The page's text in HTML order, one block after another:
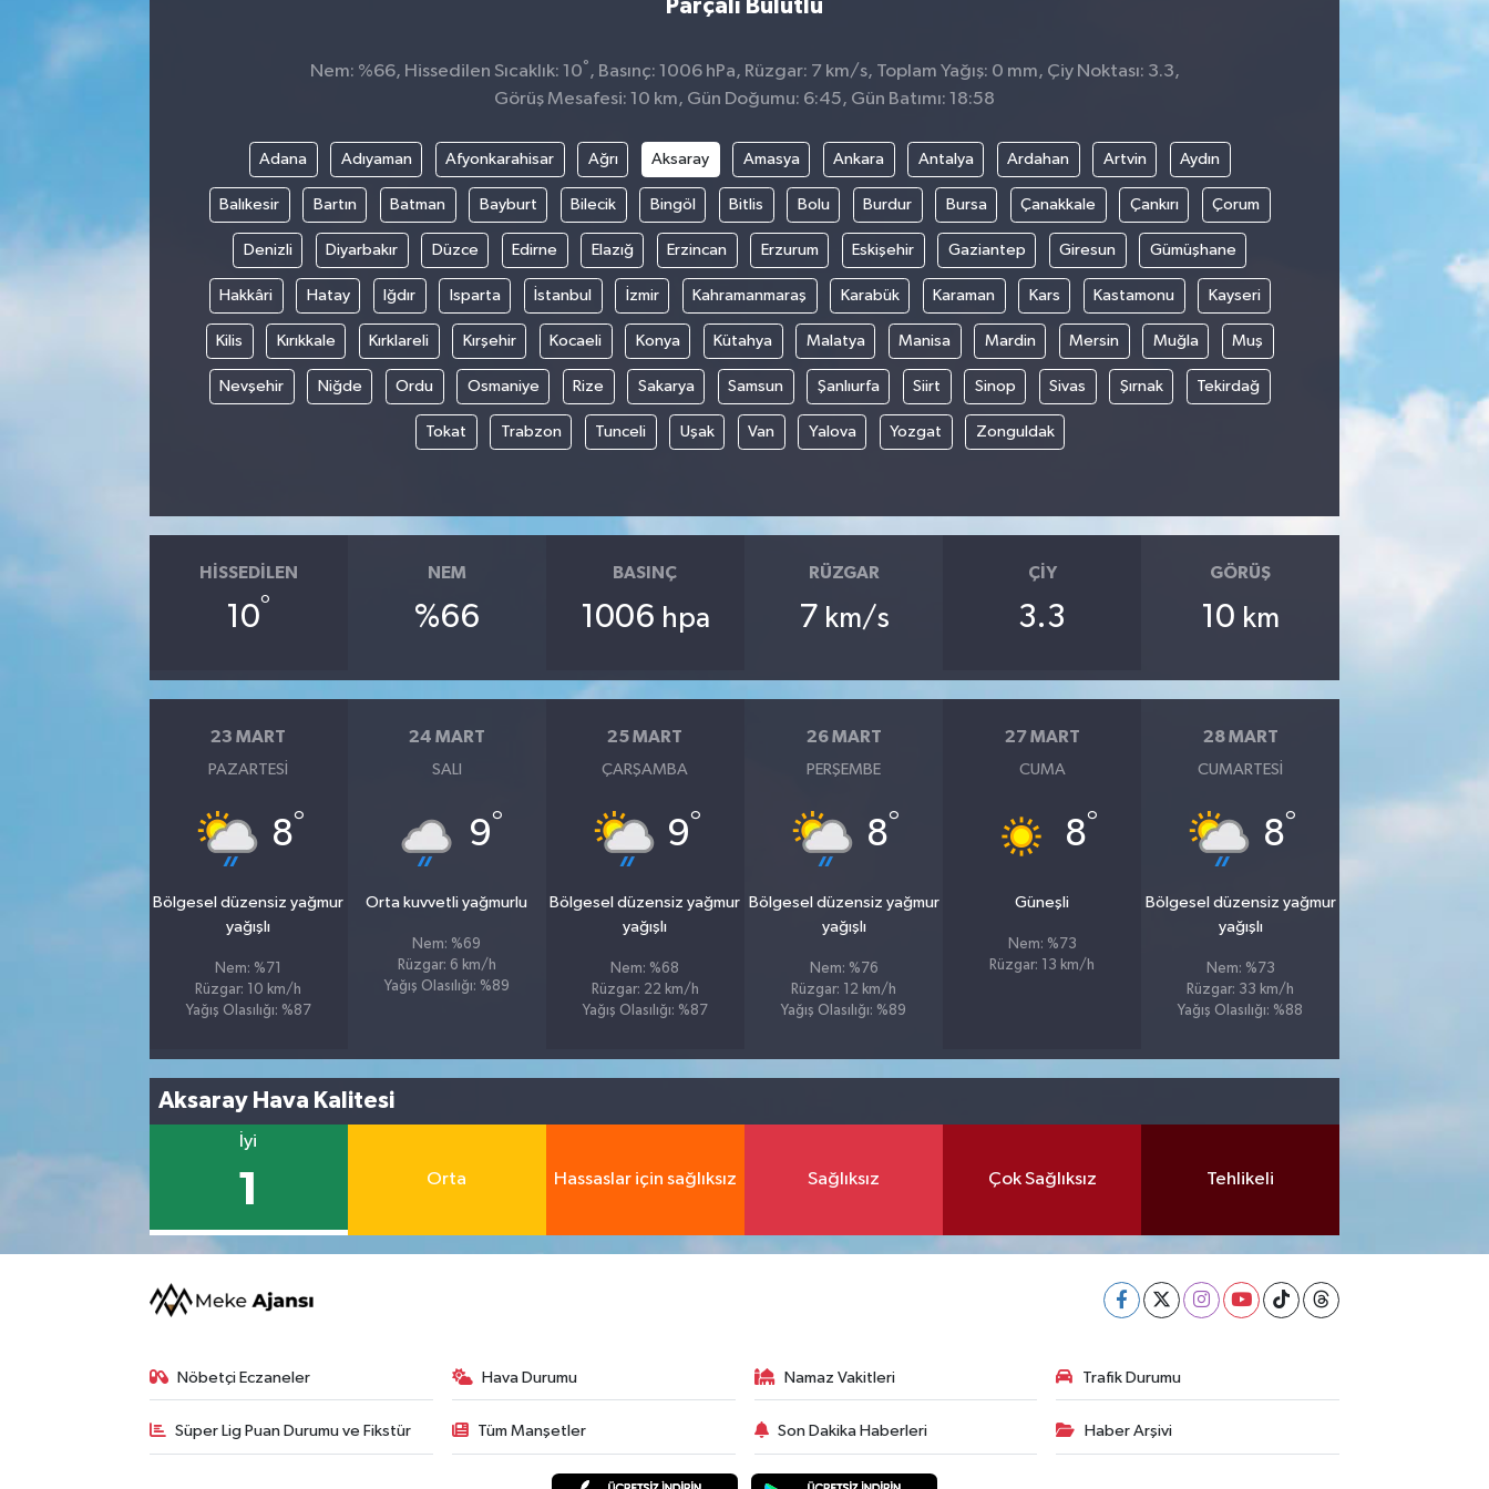
Parçalı Bulutlu
Nem: %66, Hissedilen Sıcaklık: 10° , Basınç: 1006 hPa, Rüzgar: 7 km/s, Toplam Yağış: 0 mm, Çiy Noktası: 3.3,
Görüş Mesafesi: 10 km, Gün Doğumu: 6:45, Gün Batımı: 18:58
Adana Adıyaman Afyonkarahisar Ağrı Aksaray Amasya Ankara Antalya Ardahan Artvin Aydın
Balıkesir Bartın Batman Bayburt Bilecik Bingöl Bitlis Bolu Burdur Bursa Çanakkale Çankırı Çorum
Denizli Diyarbakır Düzce Edirne Elazığ Erzincan Erzurum Eskişehir Gaziantep Giresun Gümüşhane
Hakkâri Hatay Iğdır Isparta İstanbul İzmir Kahramanmaraş Karabük Karaman Kars Kastamonu Kayseri
Kilis Kırıkkale Kırklareli Kırşehir Kocaeli Konya Kütahya Malatya Manisa Mardin Mersin Muğla Muş
Nevşehir Niğde Ordu Osmaniye Rize Sakarya Samsun Şanlıurfa Siirt Sinop Sivas Şırnak Tekirdağ
Tokat Trabzon Tunceli Uşak Van Yalova Yozgat Zonguldak
HISSEDILEN
10°
NEM
%66
BASINÇ
1006 hpa
RÜZGAR
7 km/s
ÇIY
3.3
GÖRÜŞ
10 km
23 MART
PAZARTESI
8°
Bölgesel düzensiz yağmur
yağışlı
Nem: %71
Rüzgar: 10 km/h
Yağış Olasılığı: %87
24 MART
SALI
9°
Orta kuvvetli yağmurlu
Nem: %69
Rüzgar: 6 km/h
Yağış Olasılığı: %89
25 MART
ÇARŞAMBA
9°
Bölgesel düzensiz yağmur
yağışlı
Nem: %68
Rüzgar: 22 km/h
Yağış Olasılığı: %87
26 MART
PERŞEMBE
8°
Bölgesel düzensiz yağmur
yağışlı
Nem: %76
Rüzgar: 12 km/h
Yağış Olasılığı: %89
27 MART
CUMA
8°
Güneşli
Nem: %73
Rüzgar: 13 km/h
28 MART
CUMARTESI
8°
Bölgesel düzensiz yağmur
yağışlı
Nem: %73
Rüzgar: 33 km/h
Yağış Olasılığı: %88
Aksaray Hava Kalitesi
İyi
1 Orta Hassaslar için sağlıksız Sağlıksız Çok Sağlıksız Tehlikeli
Nöbetçi Eczaneler Hava Durumu Namaz Vakitleri Trafik Durumu
Süper Lig Puan Durumu ve Fikstür Tüm Manşetler Son Dakika Haberleri Haber Arşivi